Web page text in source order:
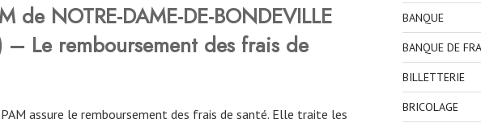
de NOTRE-DAME-DE-BONDEVILLE
– Le remboursement des frais de
assure le remboursement des frais de santé. Elle traite les
BANQUE
BANQUE DE
BILLETTERIE
BRICOLAGE